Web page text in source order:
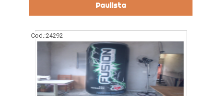
Paulista
Cod.:24292